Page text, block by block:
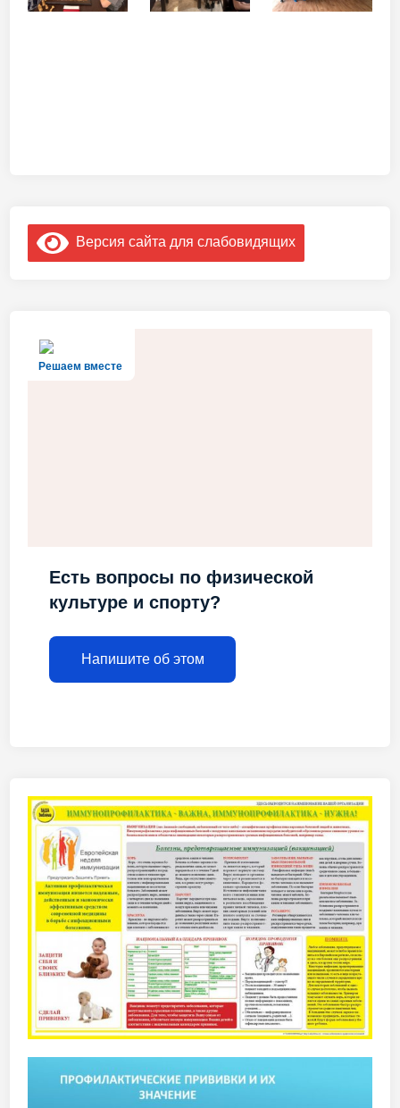
Версия сайта для слабовидящих
Решаем вместе
Есть вопросы по физической
культуре и спорту?
Напишите об этом